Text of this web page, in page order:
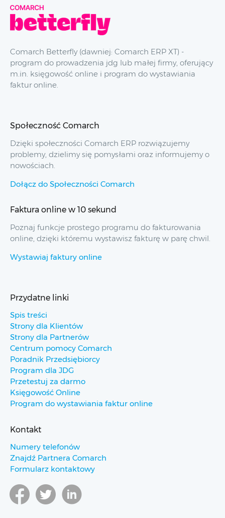
Comarch Betterfly (dawniej: Comarch ERP XT) -
program do prowadzenia jdg lub małej firmy, oferujący
m.in. księgowość online i program do wystawiania
faktur online.
Społeczność Comarch
Dzięki społeczności Comarch ERP rozwiązujemy
problemy, dzielimy się pomysłami oraz informujemy o
nowościach.
Dołącz do Społeczności Comarch
Faktura online w 10 sekund
Poznaj funkcje prostego programu do fakturowania
online, dzięki któremu wystawisz fakturę w parę chwil.
Wystawiaj faktury online
Przydatne linki
Spis treści
Strony dla Klientów
Strony dla Partnerów
Centrum pomocy Comarch
Poradnik Przedsiębiorcy
Program dla JDG
Przetestuj za darmo
Księgowość Online
Program do wystawiania faktur online
Kontakt
Numery telefonów
Znajdź Partnera Comarch
Formularz kontaktowy